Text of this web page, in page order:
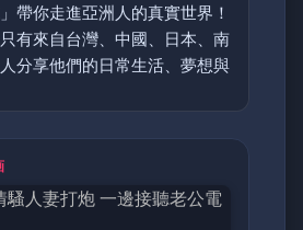
帶你走進亞洲人的真實世界！
有來自台灣、中國、日本、南
分享他們的日常生活、夢想與
到都市的忙碌節奏，每支影片
記。加入我們，探索亞洲最真